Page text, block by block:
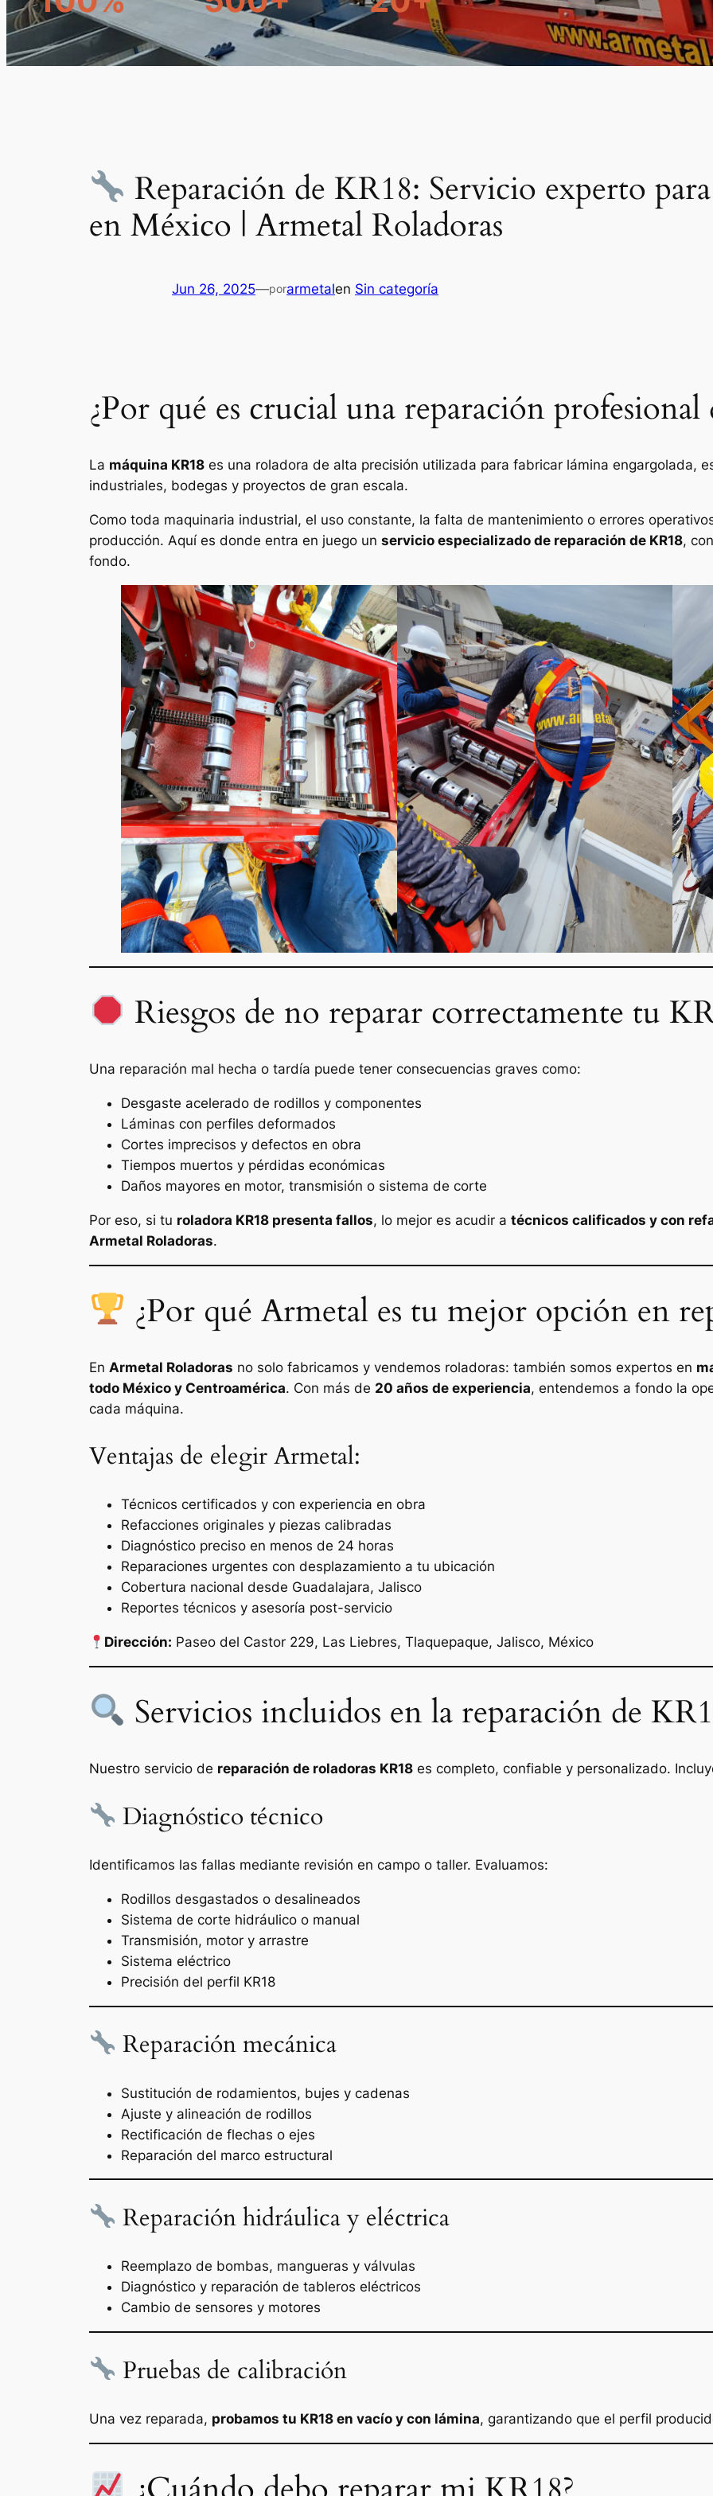
Reparación de KR18: Servicio experto
en México | Armetal Roladoras
Jun 26, 2025—porarmetalen Sin categoría
¿Por qué es crucial una reparación
La máquina KR18 es una roladora de alta precisión utilizada para fabricar lámina engargolada,
industriales, bodegas y proyectos de gran escala.
Como toda maquinaria industrial, el uso constante, la falta de mantenimiento o errores
producción. Aquí es donde entra en juego un servicio especializado de reparación de KR18,
fondo.
Riesgos de no reparar correctamente tu
Una reparación mal hecha o tardía puede tener consecuencias graves como:
Desgaste acelerado de rodillos y componentes
Láminas con perfiles deformados
Cortes imprecisos y defectos en obra
Tiempos muertos y pérdidas económicas
Daños mayores en motor, transmisión o sistema de corte
Por eso, si tu roladora KR18 presenta fallos, lo mejor es acudir a técnicos calificados y con
Armetal Roladoras.
¿Por qué Armetal es tu mejor opción en
En Armetal Roladoras no solo fabricamos y vendemos roladoras: también somos expertos en
todo México y Centroamérica. Con más de 20 años de experiencia, entendemos a fondo la
cada máquina.
Ventajas de elegir Armetal:
Técnicos certificados y con experiencia en obra
Refacciones originales y piezas calibradas
Diagnóstico preciso en menos de 24 horas
Reparaciones urgentes con desplazamiento a tu ubicación
Cobertura nacional desde Guadalajara, Jalisco
Reportes técnicos y asesoría post-servicio
Dirección: Paseo del Castor 229, Las Liebres, Tlaquepaque, Jalisco, México
Servicios incluidos en la reparación de
Nuestro servicio de reparación de roladoras KR18 es completo, confiable y personalizado.
Diagnóstico técnico
Identificamos las fallas mediante revisión en campo o taller. Evaluamos:
Rodillos desgastados o desalineados
Sistema de corte hidráulico o manual
Transmisión, motor y arrastre
Sistema eléctrico
Precisión del perfil KR18
Reparación mecánica
Sustitución de rodamientos, bujes y cadenas
Ajuste y alineación de rodillos
Rectificación de flechas o ejes
Reparación del marco estructural
Reparación hidráulica y eléctrica
Reemplazo de bombas, mangueras y válvulas
Diagnóstico y reparación de tableros eléctricos
Cambio de sensores y motores
Pruebas de calibración
Una vez reparada, probamos tu KR18 en vacío y con lámina, garantizando que el perfil